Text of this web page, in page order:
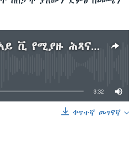
በአፍሪካ በኤች አይ ቪ የሚያዙ ሕጻናት ቁጥር ቀንሷል፤ በአዋቂዎች ላይ ግን ቁጥሩ ለውጥ አላሳየም
currently available
3:32
ቀጥተኛ መገናኛ